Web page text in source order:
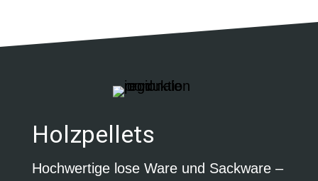
Holzpellets
Hochwertige lose Ware und Sackware –